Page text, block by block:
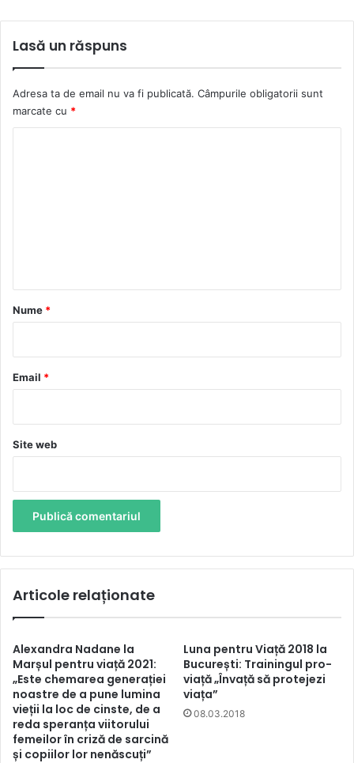
Lasă un răspuns
Adresa ta de email nu va fi publicată. Câmpurile obligatorii sunt
marcate cu *
r
*
Nume *
Email *
Site web
Articole relaționate
Alexandra Nadane la
Marșul pentru viață 2021:
„Este chemarea generației
noastre de a pune lumina
vieții la loc de cinste, de a
reda speranța viitorului
femeilor în criză de sarcină
și copiilor lor nenăscuți”
Luna pentru Viață 2018 la
București: Trainingul pro-
viață „Învață să protejezi
viața”
08.03.2018